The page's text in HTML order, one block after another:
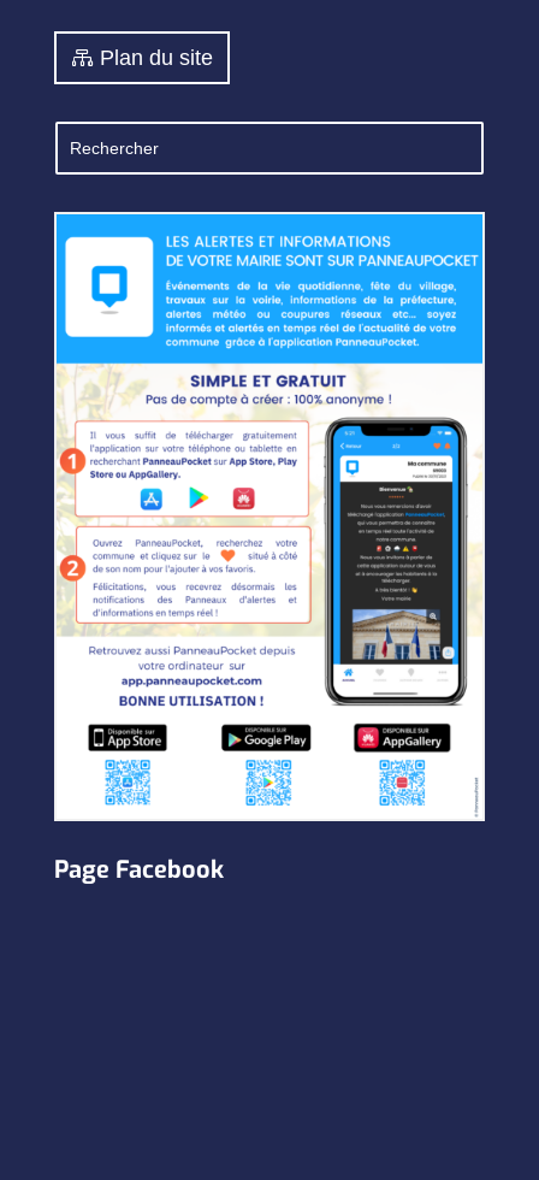
Plan du site
Page Facebook